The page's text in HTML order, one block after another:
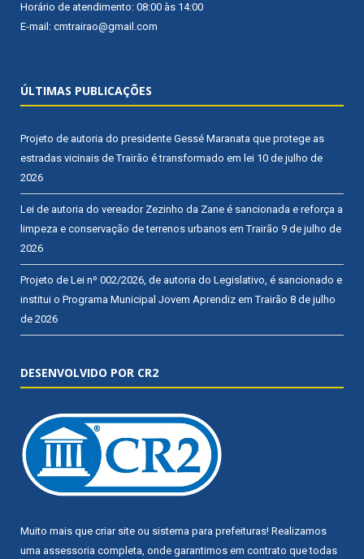
Horário de atendimento: 08:00 às 14:00
E-mail: cmtrairao@gmail.com
ÚLTIMAS PUBLICAÇÕES
Projeto de autoria do presidente Gessé Maranata que protege as
estradas vicinais de Trairão é transformado em lei 10 de julho de
2026
Lei de autoria do vereador Zezinho da Zane é sancionada e reforça a
limpeza e conservação de terrenos urbanos em Trairão 9 de julho de
2026
Projeto de Lei nº 002/2026, de autoria do Legislativo, é sancionado e
institui o Programa Municipal Jovem Aprendiz em Trairão 8 de julho
de 2026
DESENVOLVIDO POR CR2
Muito mais que criar site ou sistema para prefeituras! Realizamos
uma assessoria completa, onde garantimos em contrato que todas